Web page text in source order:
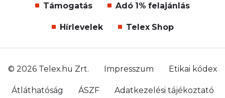
Támogatás Adó 1% felajánlás
Hírlevelek Telex Shop
© 2026 Telex.hu Zrt. Impresszum Etikai kódex
Átláthatóság ÁSZF Adatkezelési tájékoztató